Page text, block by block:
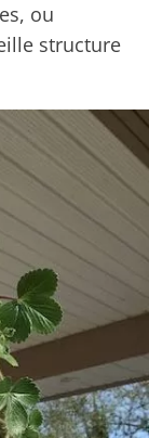
ou
structure